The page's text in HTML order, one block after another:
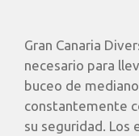
Gran Canaria
necesario para
buceo de
constantemente
su seguridad. Los